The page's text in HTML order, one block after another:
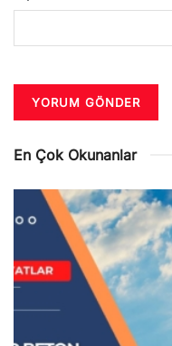
En Çok Okunanlar